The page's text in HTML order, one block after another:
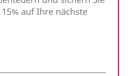
auf Ihre nächste